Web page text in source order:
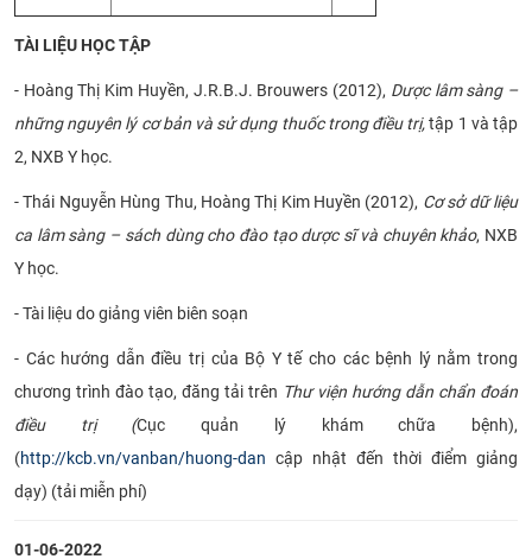
TÀI LIỆU HỌC TẬP
- Hoàng Thị Kim Huyền, J.R.B.J. Brouwers (2012), Dược lâm sàng –
những nguyên lý cơ bản và sử dụng thuốc trong điều trị,tập 1 và tập
2, NXB Y học.
- Thái Nguyễn Hùng Thu, Hoàng Thị Kim Huyền (2012), Cơ sở dữ liệu
ca lâm sàng – sách dùng cho đào tạo dược sĩ và chuyên khảo, NXB
Y học.
- Tài liệu do giảng viên biên soạn
- Các hướng dẫn điều trị của Bộ Y tế cho các bệnh lý nằm trong
chương trình đào tạo, đăng tải trên Thư viện hướng dẫn chẩn đoán
điều trị (Cục quản lý khám chữa bệnh),
(http://kcb.vn/vanban/huong-dan cập nhật đến thời điểm giảng
dạy) (tải miễn phí)
01-06-2022